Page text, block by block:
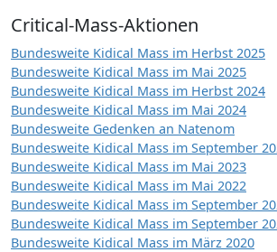
Critical-Mass-Aktionen
Bundesweite Kidical Mass im Herbst 2025
Bundesweite Kidical Mass im Mai 2025
Bundesweite Kidical Mass im Herbst 2024
Bundesweite Kidical Mass im Mai 2024
Bundesweite Gedenken an Natenom
Bundesweite Kidical Mass im September
Bundesweite Kidical Mass im Mai 2023
Bundesweite Kidical Mass im Mai 2022
Bundesweite Kidical Mass im September
Bundesweite Kidical Mass im September
Bundesweite Kidical Mass im März 2020